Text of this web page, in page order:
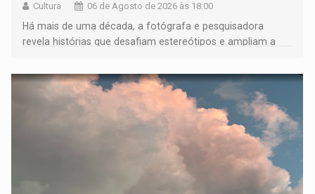
Cultura 06 de Agosto de 2026 às 18:00
Há mais de uma década, a fotógrafa e pesquisadora
revela histórias que desafiam estereótipos e ampliam a
negras